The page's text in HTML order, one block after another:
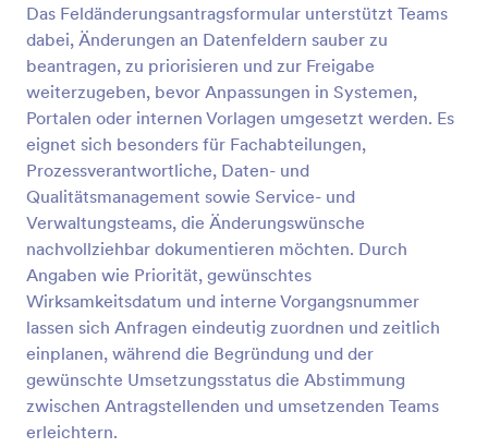
Das Feldänderungsantragsformular unterstützt Teams
dabei, Änderungen an Datenfeldern sauber zu
beantragen, zu priorisieren und zur Freigabe
weiterzugeben, bevor Anpassungen in Systemen,
Portalen oder internen Vorlagen umgesetzt werden. Es
eignet sich besonders für Fachabteilungen,
Prozessverantwortliche, Daten- und
Qualitätsmanagement sowie Service- und
Verwaltungsteams, die Änderungswünsche
nachvollziehbar dokumentieren möchten. Durch
Angaben wie Priorität, gewünschtes
Wirksamkeitsdatum und interne Vorgangsnummer
lassen sich Anfragen eindeutig zuordnen und zeitlich
einplanen, während die Begründung und der
gewünschte Umsetzungsstatus die Abstimmung
zwischen Antragstellenden und umsetzenden Teams
erleichtern.
Vorschau